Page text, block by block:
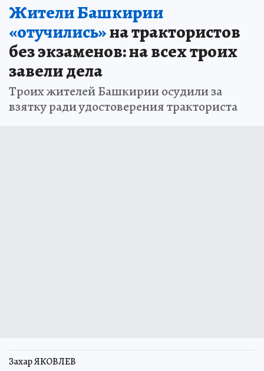
Жители Башкирии
«отучились»на трактористов
без экзаменов: на всех троих
завели дела
Троих жителей Башкирии осудили за
взятку ради удостоверения тракториста
Захар ЯКОВЛЕВ